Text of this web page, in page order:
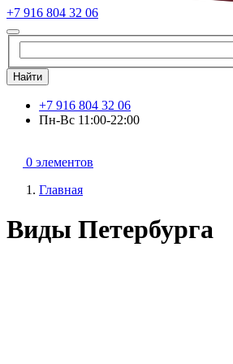
+7 916 804 32 06
Найти
+7 916 804 32 06
Пн-Вс 11:00-22:00
0 элементов
Главная
Виды Петербурга